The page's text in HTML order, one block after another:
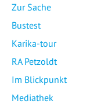
Zur Sache
Bustest
Karika-tour
RA Petzoldt
Im Blickpunkt
Mediathek